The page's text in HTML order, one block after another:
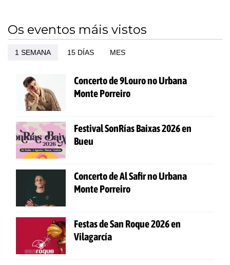
Os eventos máis vistos
1 SEMANA 15 DÍAS MES
Concerto de 9Louro no Urbana
Monte Porreiro
Festival SonRías Baixas 2026 en
Bueu
Concerto de Al Safir no Urbana
Monte Porreiro
Festas de San Roque 2026 en
Vilagarcía